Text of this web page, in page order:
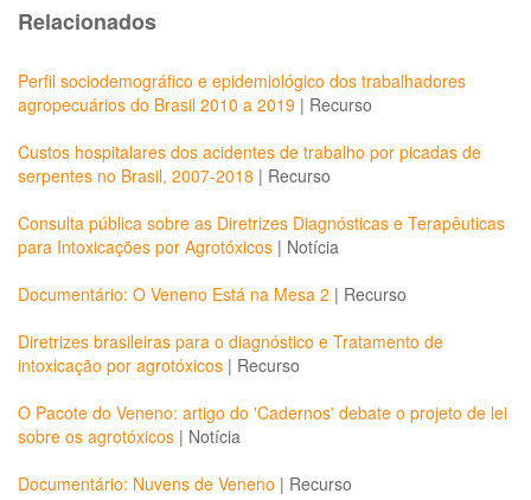
Relacionados
Perfil sociodemográfico e epidemiológico dos trabalhadores
agropecuários do Brasil 2010 a 2019 | Recurso
Custos hospitalares dos acidentes de trabalho por picadas de
serpentes no Brasil, 2007-2018 | Recurso
Consulta pública sobre as Diretrizes Diagnósticas e Terapêuticas
para Intoxicações por Agrotóxicos | Notícia
Documentário: O Veneno Está na Mesa 2 | Recurso
Diretrizes brasileiras para o diagnóstico e Tratamento de
intoxicação por agrotóxicos | Recurso
O Pacote do Veneno: artigo do 'Cadernos' debate o projeto de lei
sobre os agrotóxicos | Notícia
Documentário: Nuvens de Veneno | Recurso